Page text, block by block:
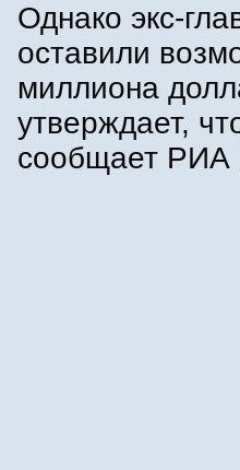
Однако экс-
оставили
миллиона
утверждает,
сообщает РИА